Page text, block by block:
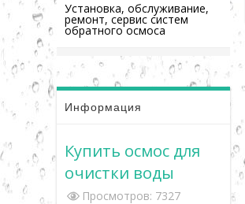
Установка, обслуживание,
ремонт, сервис систем
обратного осмоса
Информация
Купить осмос для
очистки воды
Просмотров: 7327